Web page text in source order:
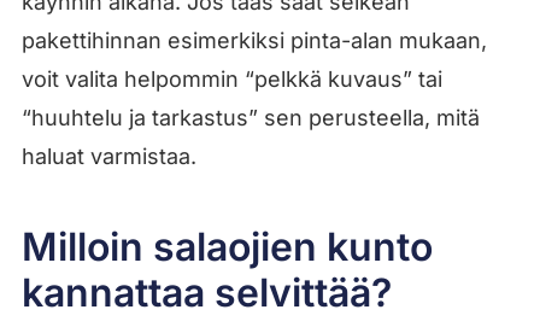
pakettihinnan esimerkiksi pinta-alan mukaan,
voit valita helpommin “pelkkä kuvaus” tai
“huuhtelu ja tarkastus” sen perusteella, mitä
haluat varmistaa.
Milloin salaojien kunto
kannattaa selvittää?